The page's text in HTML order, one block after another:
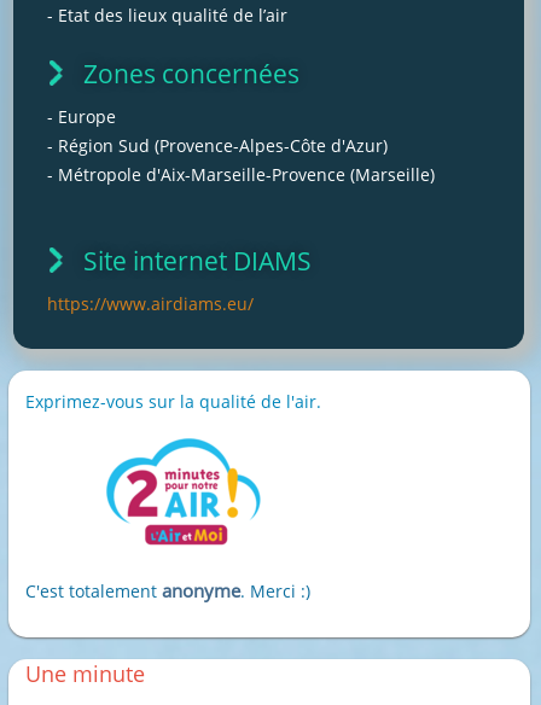
- Etat des lieux qualité de l’air
Zones concernées
- Europe
- Région Sud (Provence-Alpes-Côte d'Azur)
- Métropole d'Aix-Marseille-Provence (Marseille)
Site internet DIAMS
https://www.airdiams.eu/
Exprimez-vous sur la qualité de l'air.
C'est totalement anonyme. Merci :)
Une minute